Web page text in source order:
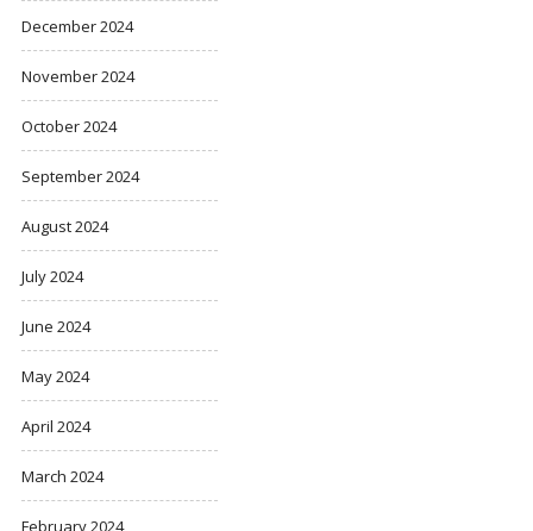
December 2024
November 2024
October 2024
September 2024
August 2024
July 2024
June 2024
May 2024
April 2024
March 2024
February 2024